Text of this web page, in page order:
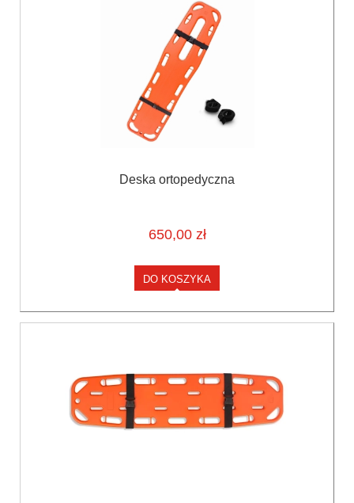
Deska ortopedyczna
650,00 zł
DO KOSZYKA